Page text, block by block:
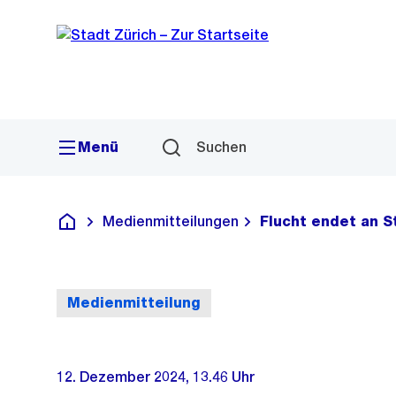
Navigation
Sprunglink
Menü Suchen
Deutsch
Medienmitteilungen Flucht endet an
Medienmitteilung
12. Dezember 2024, 13.46 Uhr